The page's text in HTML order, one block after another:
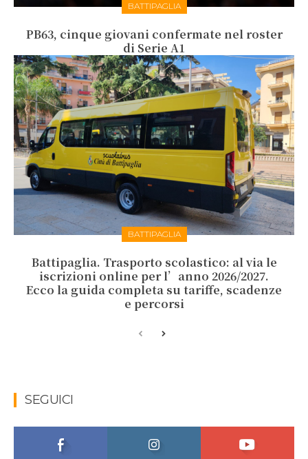
BATTIPAGLIA
PB63, cinque giovani confermate nel roster
di Serie A1
BATTIPAGLIA
Battipaglia. Trasporto scolastico: al via le
iscrizioni online per l’anno 2026/2027.
Ecco la guida completa su tariffe, scadenze
e percorsi
SEGUICI